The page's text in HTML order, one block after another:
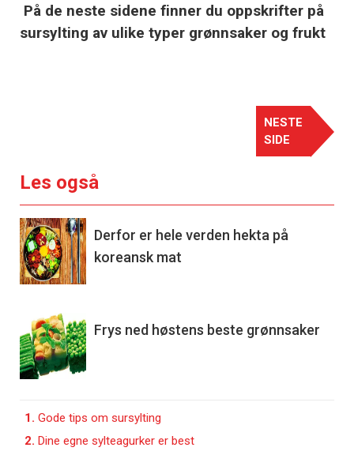
På de neste sidene finner du oppskrifter på
sursylting av ulike typer grønnsaker og frukt
NESTE
SIDE
Les også
Derfor er hele verden hekta på
koreansk mat
Frys ned høstens beste grønnsaker
1. Gode tips om sursylting
2. Dine egne sylteagurker er best